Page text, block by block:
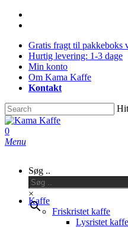
Skip
contentGratis fragt til pakkeboks
Hurtig levering: 1-3 dage
Min konto
Om Kama Kaffe
Kontakt
Close
Search
0
Menu
Søg ..
×
Kaffe
Friskristet kaffe
Lysristet kaffe